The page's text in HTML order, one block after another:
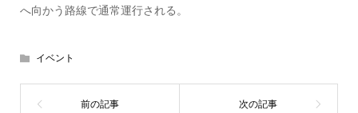
へ向かう路線で通常運行される。
イベント